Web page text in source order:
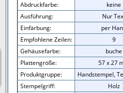
Abdruckfarbe:
keine
Ausführung:
Nur
Einfärbung:
per
Empfohlene Zeilen:
9
Gehäusefarbe:
buche
Plattengröße:
57 x 27
Produktgruppe:
Handstempel,
Stempelgriff:
Holz